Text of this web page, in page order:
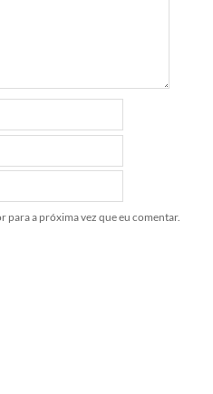
para a próxima vez que eu comentar.